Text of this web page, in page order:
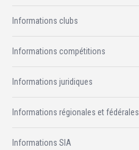
Informations clubs
Informations compétitions
Informations juridiques
Informations régionales et fédérales
Informations SIA